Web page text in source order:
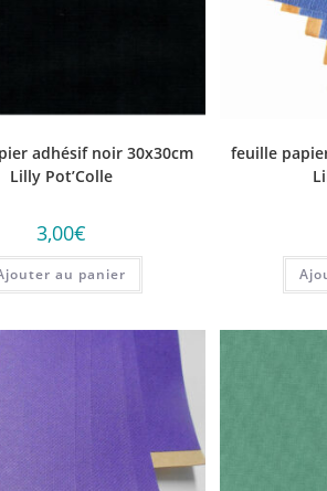
adhésif noir 30x30cm
Lilly Pot’Colle
3,00€
au panier
feuille